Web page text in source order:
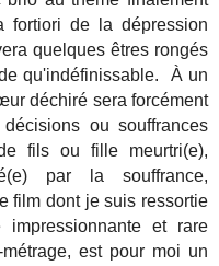
fortiori de la dépression
quelques êtres rongés
qu'indéfinissable. À un
déchiré sera forcément
ou souffrances
fils ou fille meurtri(e),
par la souffrance,
film dont je suis ressortie
impressionnante et rare
est pour moi un